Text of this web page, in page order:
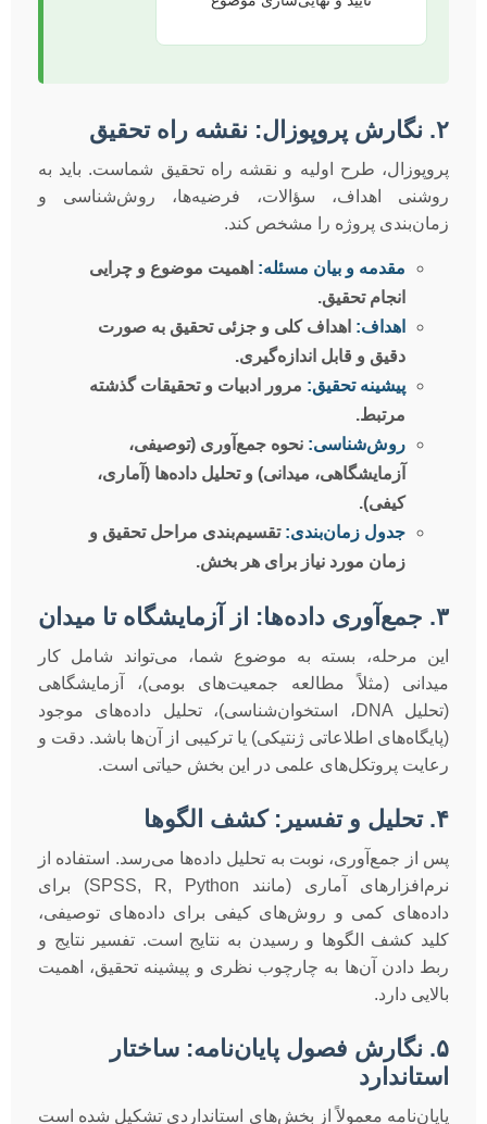
۲. نگارش پروپوزال: نقشه راه تحقیق
پروپوزال، طرح اولیه و نقشه راه تحقیق شماست. باید به
روشنی اهداف، سؤالات، فرضیه‌ها، روش‌شناسی و
زمان‌بندی پروژه را مشخص کند.
مقدمه و بیان مسئله: اهمیت موضوع و چرایی
انجام تحقیق.
اهداف: اهداف کلی و جزئی تحقیق به صورت
دقیق و قابل اندازه‌گیری.
پیشینه تحقیق: مرور ادبیات و تحقیقات گذشته
مرتبط.
روش‌شناسی: نحوه جمع‌آوری (توصیفی،
آزمایشگاهی، میدانی) و تحلیل داده‌ها (آماری،
کیفی).
جدول زمان‌بندی: تقسیم‌بندی مراحل تحقیق و
زمان مورد نیاز برای هر بخش.
۳. جمع‌آوری داده‌ها: از آزمایشگاه تا میدان
این مرحله، بسته به موضوع شما، می‌تواند شامل کار
میدانی (مثلاً مطالعه جمعیت‌های بومی)، آزمایشگاهی
(تحلیل DNA، استخوان‌شناسی)، تحلیل داده‌های موجود
(پایگاه‌های اطلاعاتی ژنتیکی) یا ترکیبی از آن‌ها باشد. دقت و
رعایت پروتکل‌های علمی در این بخش حیاتی است.
۴. تحلیل و تفسیر: کشف الگوها
پس از جمع‌آوری، نوبت به تحلیل داده‌ها می‌رسد. استفاده از
نرم‌افزارهای آماری (مانند SPSS, R, Python) برای
داده‌های کمی و روش‌های کیفی برای داده‌های توصیفی،
کلید کشف الگوها و رسیدن به نتایج است. تفسیر نتایج و
ربط دادن آن‌ها به چارچوب نظری و پیشینه تحقیق، اهمیت
بالایی دارد.
۵. نگارش فصول پایان‌نامه: ساختار
استاندارد
پایان‌نامه معمولاً از بخش‌های استانداردی تشکیل شده است